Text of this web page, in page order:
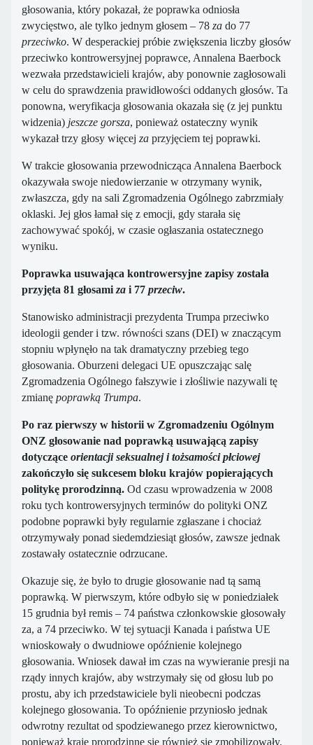
głosowania, który pokazał, że poprawka odniosła
zwycięstwo, ale tylko jednym głosem – 78 za do 77
przeciwko. W desperackiej próbie zwiększenia liczby głosów
przeciwko kontrowersyjnej poprawce, Annalena Baerbock
wezwała przedstawicieli krajów, aby ponownie zagłosowali
w celu do sprawdzenia prawidłowości oddanych głosów. Ta
ponowna, weryfikacja głosowania okazała się (z jej punktu
widzenia) jeszcze gorsza, ponieważ ostateczny wynik
wykazał trzy głosy więcej za przyjęciem tej poprawki.
W trakcie głosowania przewodnicząca Annalena Baerbock
okazywała swoje niedowierzanie w otrzymany wynik,
zwłaszcza, gdy na sali Zgromadzenia Ogólnego zabrzmiały
oklaski. Jej głos łamał się z emocji, gdy starała się
zachowywać spokój, w czasie ogłaszania ostatecznego
wyniku.
Poprawka usuwająca kontrowersyjne zapisy została
przyjęta 81 głosami za i 77 przeciw.
Stanowisko administracji prezydenta Trumpa przeciwko
ideologii gender i tzw. równości szans (DEI) w znaczącym
stopniu wpłynęło na tak dramatyczny przebieg tego
głosowania. Oburzeni delegaci UE opuszczając salę
Zgromadzenia Ogólnego fałszywie i złośliwie nazywali tę
zmianę poprawką Trumpa.
Po raz pierwszy w historii w Zgromadzeniu Ogólnym
ONZ głosowanie nad poprawką usuwającą zapisy
dotyczące orientacji seksualnej i tożsamości płciowej
zakończyło się sukcesem bloku krajów popierających
politykę prorodzinną. Od czasu wprowadzenia w 2008
roku tych kontrowersyjnych terminów do polityki ONZ
podobne poprawki były regularnie zgłaszane i chociaż
otrzymywały ponad siedemdziesiąt głosów, zawsze jednak
zostawały ostatecznie odrzucane.
Okazuje się, że było to drugie głosowanie nad tą samą
poprawką. W pierwszym, które odbyło się w poniedziałek
15 grudnia był remis – 74 państwa członkowskie głosowały
za, a 74 przeciwko. W tej sytuacji Kanada i państwa UE
wnioskowały o dwudniowe opóźnienie kolejnego
głosowania. Wniosek dawał im czas na wywieranie presji na
rządy innych krajów, aby wstrzymały się od głosu lub po
prostu, aby ich przedstawiciele byli nieobecni podczas
kolejnego głosowania. To opóźnienie przyniosło jednak
odwrotny rezultat od spodziewanego przez kierownictwo,
ponieważ kraje prorodzinne się również się zmobilizowały.